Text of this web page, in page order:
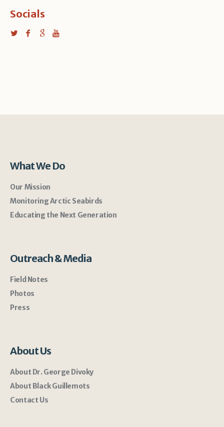
Socials
What We Do
Our Mission
Monitoring Arctic Seabirds
Educating the Next Generation
Outreach & Media
Field Notes
Photos
Press
About Us
About Dr. George Divoky
About Black Guillemots
Contact Us